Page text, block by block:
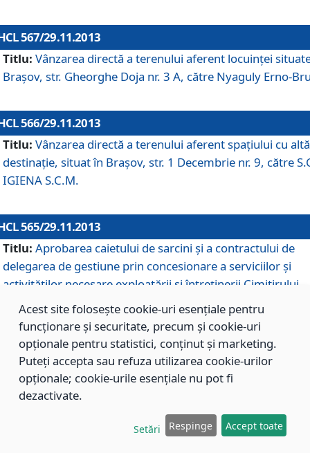
567/29.11.2013
Titlu: Vânzarea directă a terenului aferent locuinţei
Braşov, str. Gheorghe Doja nr. 3 A, către Nyaguly Erno-
566/29.11.2013
Titlu: Vânzarea directă a terenului aferent spaţiului cu altă
destinaţie, situat în Braşov, str. 1 Decembrie nr. 9, către
IGIENA S.C.M.
565/29.11.2013
Titlu: Aprobarea caietului de sarcini şi a contractului de
delegarea de gestiune prin concesionare a serviciilor şi
activităţilor necesare exploatării şi întreţinerii Cimitirului
Municipal Braşov situat în str. Dimitrie Anghel nr. 19.
564/29.11.2013
Titlu: Completarea şi modificarea H.C.L. nr. 446/2013,
care s-a aprobat studiul de fundamentare pentru
Acest site folosește cookie-uri esențiale pentru
funcționare și securitate, precum și cookie-uri
opționale pentru statistici, conținut și marketing.
Puteți accepta sau refuza utilizarea cookie-urilor
opționale; cookie-urile esențiale nu pot fi
dezactivate.
Setări Respinge Accept toate